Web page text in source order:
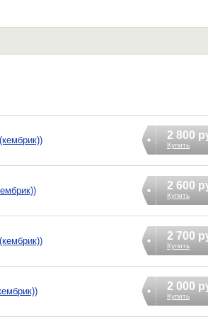
2 800
Купить
2 600
Купить
2 700
Купить
2 000
Купить